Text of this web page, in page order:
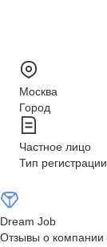
Москва
Город
Частное лицо
Тип регистрации
Dream Job
Отзывы о компании